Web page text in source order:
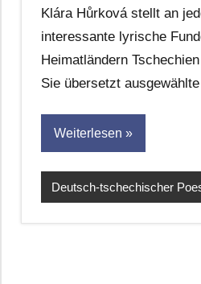
Leitner
Klára Hůrková stellt an
interessante lyrische
Heimatländern
Sie übersetzt
Weiterlesen
Deutsch-tschechischer